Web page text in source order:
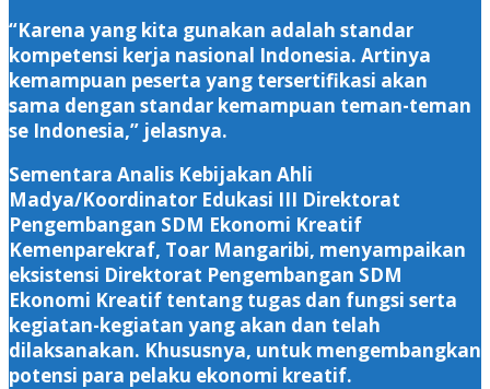
“Karena yang kita gunakan adalah standar
kompetensi kerja nasional Indonesia. Artinya
kemampuan peserta yang tersertifikasi akan
sama dengan standar kemampuan teman-teman
se Indonesia,” jelasnya.
Sementara Analis Kebijakan Ahli
Madya/Koordinator Edukasi III Direktorat
Pengembangan SDM Ekonomi Kreatif
Kemenparekraf, Toar Mangaribi, menyampaikan
eksistensi Direktorat Pengembangan SDM
Ekonomi Kreatif tentang tugas dan fungsi serta
kegiatan-kegiatan yang akan dan telah
dilaksanakan. Khususnya, untuk mengembangkan
potensi para pelaku ekonomi kreatif.